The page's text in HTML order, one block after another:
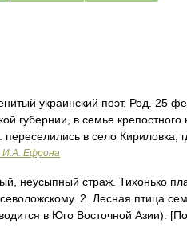
украинский поэт. Род. 25
губернии, в семье
в село Кириловка,
И.А. Ефрона
неусыпный страж. Тихонько
2. Лесная птица
в Юго Восточной Азии).